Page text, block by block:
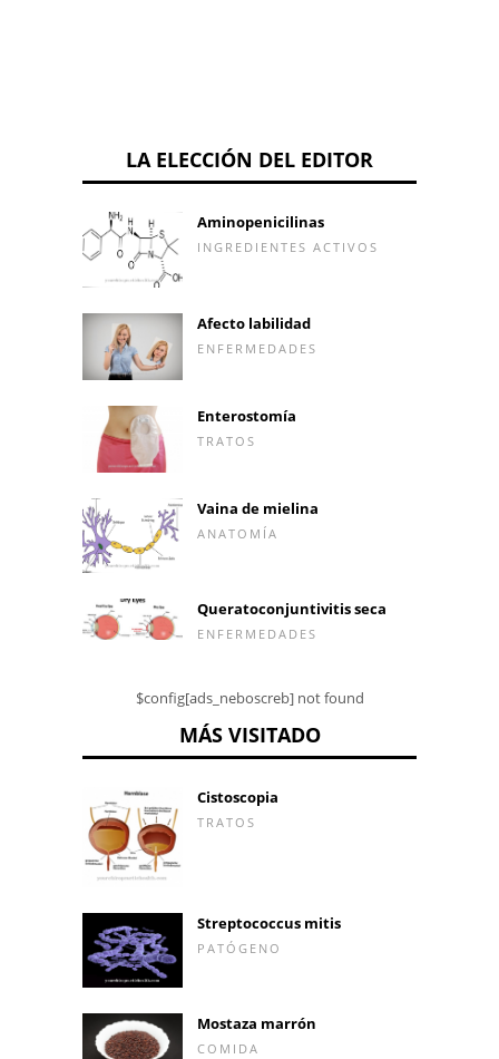
LA ELECCIÓN DEL EDITOR
Aminopenicilinas
INGREDIENTES ACTIVOS
Afecto labilidad
ENFERMEDADES
Enterostomía
TRATOS
Vaina de mielina
ANATOMÍA
Queratoconjuntivitis seca
ENFERMEDADES
$config[ads_neboscreb] not found
MÁS VISITADO
Cistoscopia
TRATOS
Streptococcus mitis
PATÓGENO
Mostaza marrón
COMIDA